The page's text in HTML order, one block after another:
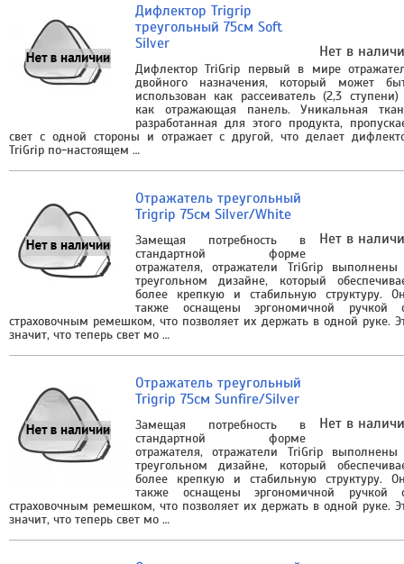
Нет в
Дифлектор Trigrip
треугольный 75см Soft
Silver
Дифлектор TriGrip первый в мире
двойного назначения, который может
использован как рассеиватель (2,3
как отражающая панель. Уникальная
разработанная для этого продукта,
свет с одной стороны и отражает с другой, что делает
TriGrip по-настоящем …
Нет в
Отражатель треугольный
Trigrip 75см Silver/White
Замещая потребность в
стандартной форме
отражателя, отражатели TriGrip
треугольном дизайне, который
более крепкую и стабильную структуру.
также оснащены эргономичной ручкой
страховочным ремешком, что позволяет их держать в одной руке.
значит, что теперь свет мо …
Нет в
Отражатель треугольный
Trigrip 75см Sunfire/Silver
Замещая потребность в
стандартной форме
отражателя, отражатели TriGrip
треугольном дизайне, который
более крепкую и стабильную структуру.
также оснащены эргономичной ручкой
страховочным ремешком, что позволяет их держать в одной руке.
значит, что теперь свет мо …